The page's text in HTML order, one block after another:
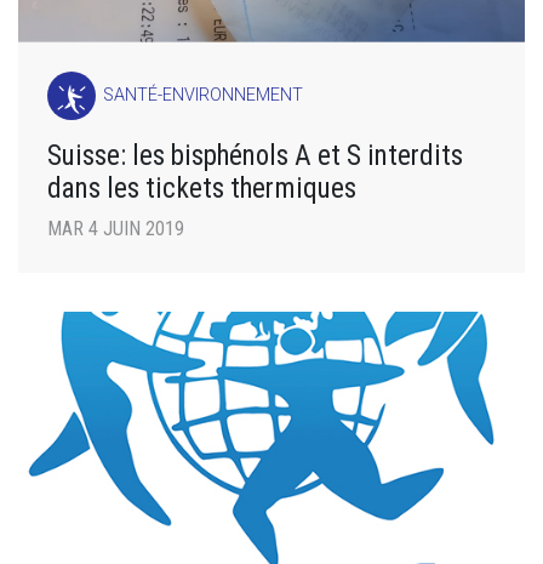
SANTÉ-ENVIRONNEMENT
Suisse: les bisphénols A et S interdits
dans les tickets thermiques
MAR 4 JUIN 2019